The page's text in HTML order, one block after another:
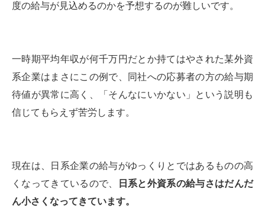
度の給与が見込めるのかを予想するのが難しいです。
一時期平均年収が何千万円だとか持てはやされた某外資
系企業はまさにこの例で、同社への応募者の方の給与期
待値が異常に高く、「そんなにいかない」という説明も
信じてもらえず苦労します。
現在は、日系企業の給与がゆっくりとではあるものの高
くなってきているので、
日系と外資系の給与さはだんだ
ん小さくなってきています。